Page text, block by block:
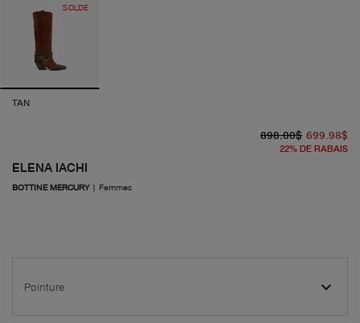
SOLDE
TAN
ELENA IACHI
BOTTINE MERCURY| Femmes
898.00$ 699.98$
22% DE RABAIS
Pointure